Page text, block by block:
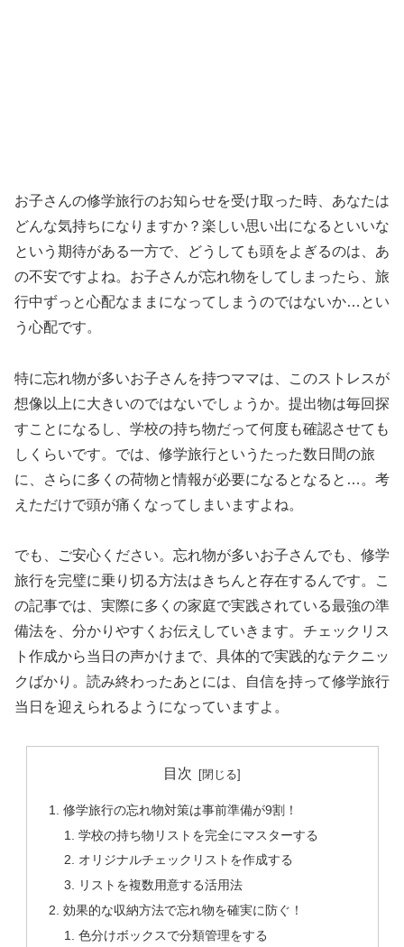
お子さんの修学旅行のお知らせを受け取った時、あなたは
どんな気持ちになりますか？楽しい思い出になるといいな
という期待がある一方で、どうしても頭をよぎるのは、あ
の不安ですよね。お子さんが忘れ物をしてしまったら、旅
行中ずっと心配なままになってしまうのではないか…とい
う心配です。
特に忘れ物が多いお子さんを持つママは、このストレスが
想像以上に大きいのではないでしょうか。提出物は毎回探
すことになるし、学校の持ち物だって何度も確認させても
しくらいです。では、修学旅行というたった数日間の旅
に、さらに多くの荷物と情報が必要になるとなると…。考
えただけで頭が痛くなってしまいますよね。
でも、ご安心ください。忘れ物が多いお子さんでも、修学
旅行を完璧に乗り切る方法はきちんと存在するんです。こ
の記事では、実際に多くの家庭で実践されている最強の準
備法を、分かりやすくお伝えしていきます。チェックリス
ト作成から当日の声かけまで、具体的で実践的なテクニッ
クばかり。読み終わったあとには、自信を持って修学旅行
当日を迎えられるようになっていますよ。
目次
修学旅行の忘れ物対策は事前準備が9割！
学校の持ち物リストを完全にマスターする
オリジナルチェックリストを作成する
リストを複数用意する活用法
効果的な収納方法で忘れ物を確実に防ぐ！
色分けボックスで分類管理をする